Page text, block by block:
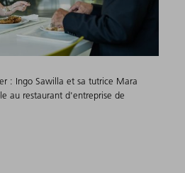
: Ingo Sawilla et sa tutrice Mara
au restaurant d'entreprise de